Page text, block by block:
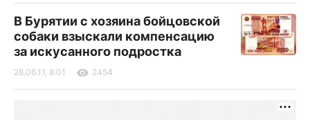
В Бурятии с хозяина бойцовской
собаки взыскали компенсацию
за искусанного подростка
28.06.11, 8:01 2454